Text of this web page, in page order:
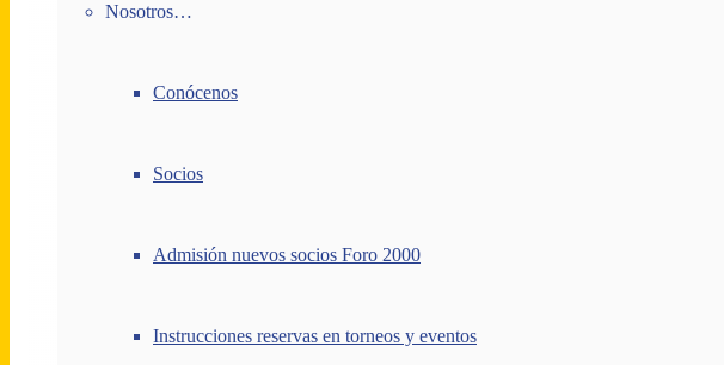
Nosotros…
Conócenos
Socios
Admisión nuevos socios Foro 2000
Instrucciones reservas en torneos y eventos